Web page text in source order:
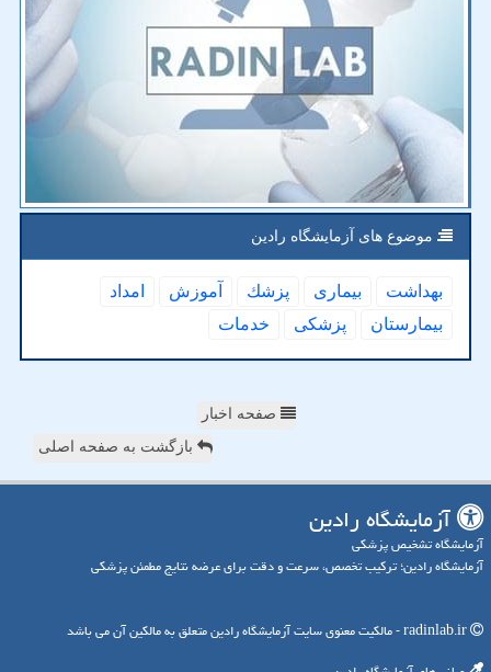
موضوع های آزمایشگاه رادین
بهداشت بیماری پزشك آموزش
امداد
بیمارستان
پزشكی خدمات
صفحه اخبار
بازگشت به صفحه اصلی
آزمایشگاه رادین
آزمایشگاه تشخیص پزشکی
آزمایشگاه رادین؛ ترکیب تخصص، سرعت و دقت برای عرضه نتایج مطمئن پزشکی